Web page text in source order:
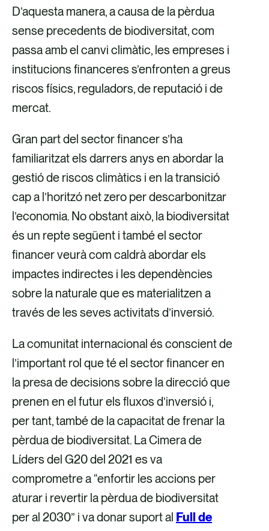
D’aquesta manera, a causa de la pèrdua
sense precedents de biodiversitat, com
passa amb el canvi climàtic, les empreses i
institucions financeres s’enfronten a greus
riscos físics, reguladors, de reputació i de
mercat.
Gran part del sector financer s’ha
familiaritzat els darrers anys en abordar la
gestió de riscos climàtics i en la transició
cap a l’horitzó net zero per descarbonitzar
l’economia. No obstant això, la biodiversitat
és un repte següent i també el sector
financer veurà com caldrà abordar els
impactes indirectes i les dependències
sobre la naturale que es materialitzen a
través de les seves activitats d’inversió.
La comunitat internacional és conscient de
l’important rol que té el sector financer en
la presa de decisions sobre la direcció que
prenen en el futur els fluxos d’inversió i,
per tant, també de la capacitat de frenar la
pèrdua de biodiversitat. La Cimera de
Líders del G20 del 2021 es va
comprometre a “enfortir les accions per
aturar i revertir la pèrdua de biodiversitat
per al 2030” i va donar suport al Full de